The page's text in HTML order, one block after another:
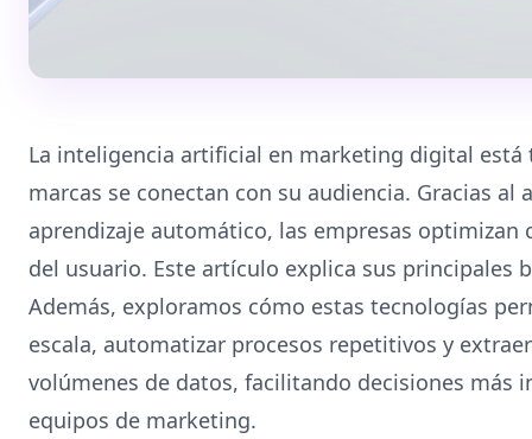
La inteligencia artificial en marketing digital
marcas se conectan con su audiencia. Gracias al
aprendizaje automático, las empresas optimizan
del usuario. Este artículo explica sus principales
Además, exploramos cómo estas tecnologías
escala, automatizar procesos repetitivos y
volúmenes de datos, facilitando decisiones más
equipos de marketing.